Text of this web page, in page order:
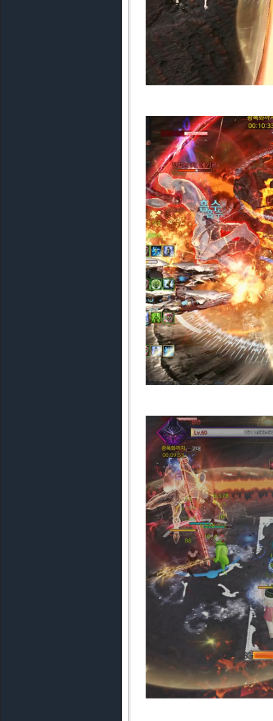
남은 체력 165줄 ①②③ : 심장 파
이후 165줄까지는 에기르의 일
내로 실드를 파괴하고 심장을 처
에기르는 기존과 동일한 패턴을
다. 에기르는 격투 패턴이 강력
저스트 가드 패턴이 나온다. 창
심장의 체력은 약 57억으로 에기
한 파티라면 에아달린으로 피격
해 에기르의 실드를 파괴 후 추
나가기에 공격대장 위치에서 사
심장 파괴를 무사히 넘긴다면 앞
면 된다.